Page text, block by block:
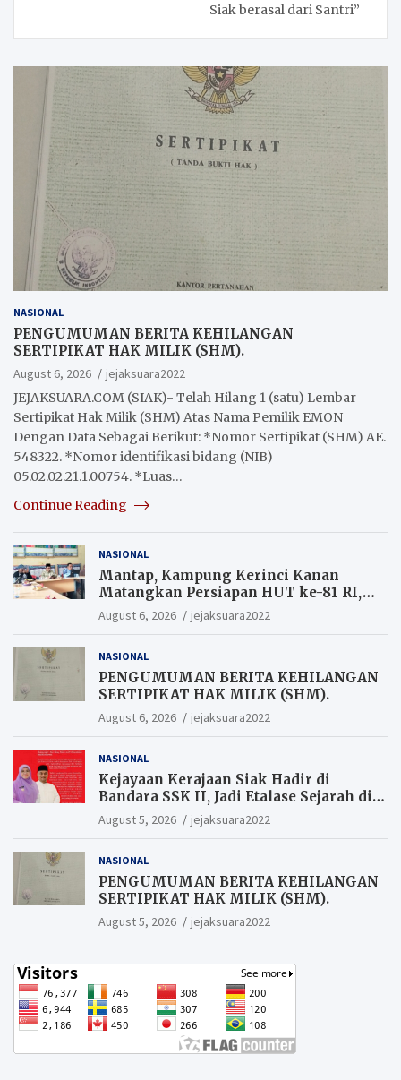
Siak berasal dari Santri”
NASIONAL
PENGUMUMAN BERITA KEHILANGAN
SERTIPIKAT HAK MILIK (SHM).
August 6, 2026
jejaksuara2022
JEJAKSUARA.COM (SIAK)- Telah Hilang 1 (satu) Lembar
Sertipikat Hak Milik (SHM) Atas Nama Pemilik EMON
Dengan Data Sebagai Berikut: *Nomor Sertipikat (SHM) AE.
548322. *Nomor identifikasi bidang (NIB)
05.02.02.21.1.00754. *Luas…
Continue Reading
NASIONAL
Mantap, Kampung Kerinci Kanan
Matangkan Persiapan HUT ke-81 RI,
Warga yang ikut Upacara
Berkesempatan Raih Hadiah
August 6, 2026 jejaksuara2022
NASIONAL
PENGUMUMAN BERITA KEHILANGAN
SERTIPIKAT HAK MILIK (SHM).
August 6, 2026 jejaksuara2022
NASIONAL
Kejayaan Kerajaan Siak Hadir di
Bandara SSK II, Jadi Etalase Sejarah di
Gerbang Riau
August 5, 2026 jejaksuara2022
NASIONAL
PENGUMUMAN BERITA KEHILANGAN
SERTIPIKAT HAK MILIK (SHM).
August 5, 2026 jejaksuara2022